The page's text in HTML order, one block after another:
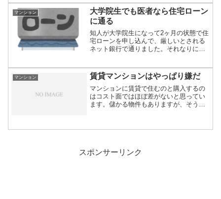
マンション
大学院生でも医者なら住宅ローン
に通る
知人が大学院生になって2ヶ月の状態で住
宅ローンを申し込んで、厳しいとされる
ネット銀行で通りました。それなりに収
マンション 賃貸マンションはやっぱり嫌だ
マンションに賃貸で住むのと購入するの
はコスト面ではほぼ差がないと思ってい
ます。儲かる物件もありますが、そうで
スポンサーリンク